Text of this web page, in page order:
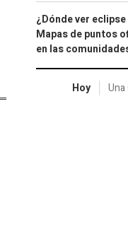
¿Dónde ver
Mapas de puntos
en las
Hoy